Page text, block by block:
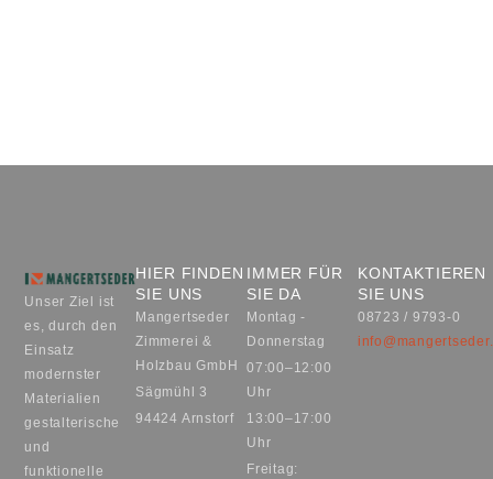
Unser Ziel ist
es, durch den
Einsatz
modernster
Materialien
gestalterische
und
funktionelle
HIER FINDEN
SIE UNS
Mangertseder
Zimmerei &
Holzbau GmbH
Sägmühl 3
94424 Arnstorf
IMMER FÜR
SIE DA
Montag -
Donnerstag
07:00–12:00
Uhr
13:00–17:00
Uhr
Freitag:
KONTAKTIEREN
SIE UNS
08723 / 9793-0